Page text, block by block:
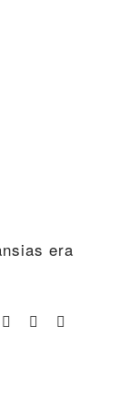
era